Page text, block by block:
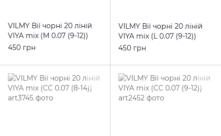
VILMY Вії чорні 20 ліній
VIYA mix (M 0.07 (9-12))
450 грн
VILMY Вії чорні 20 ліній
VIYA mix (L 0.07 (9-12))
450 грн